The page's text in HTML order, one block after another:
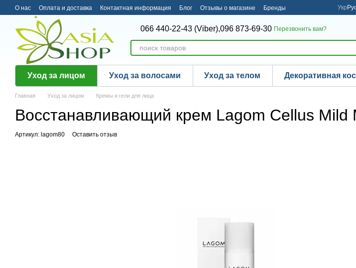
Перейти к основному контенту
О нас Оплата и доставка Контактная информация Блог Отзывы о магазине Бренды Укр
066 440-22-43 (Viber),096 873-69-30 Перезвонить вам?
Уход за лицом Уход за волосами Уход за телом Декоративная
Главная Уход за лицом Кремы и гели для лица
Восстанавливающий крем Lagom Cellus Mild
Артикул: lagom80 Оставить отзыв